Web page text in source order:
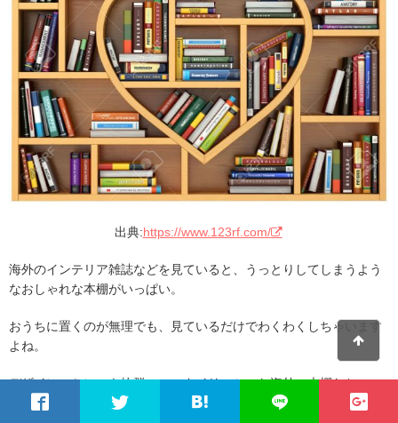
出典:https://www.123rf.com/
海外のインテリア雑誌などを見ていると、うっとりしてしまうよう
なおしゃれな本棚がいっぱい。
おうちに置くのが無理でも、見ているだけでわくわくしちゃいます
よね。
デザインのセンスも抜群の、スタイリッシュな海外の本棚たち。